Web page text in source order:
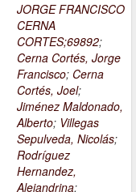
JORGE FRANCISCO
CERNA
CORTES;69892;
Cerna Cortés, Jorge
Francisco; Cerna
Cortés, Joel;
Jiménez Maldonado,
Alberto; Villegas
Sepulveda, Nicolás;
Rodríguez
Hernandez,
Alejandrina;